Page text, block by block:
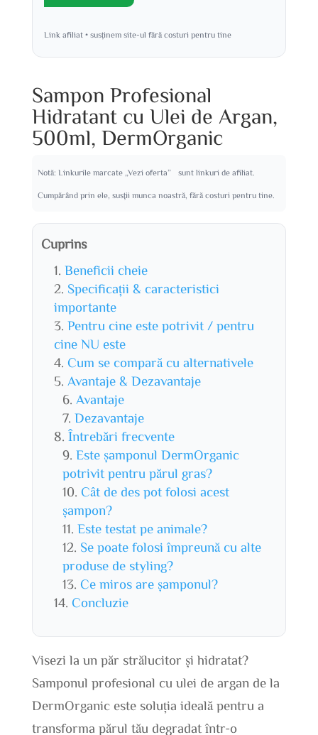
Link afiliat • susținem site-ul fără costuri pentru tine
Sampon Profesional
Hidratant cu Ulei de Argan,
500ml, DermOrganic
Notă: Linkurile marcate „Vezi oferta” sunt linkuri de afiliat.
Cumpărând prin ele, susții munca noastră, fără costuri pentru tine.
Cuprins
Beneficii cheie
Specificații & caracteristici
importante
Pentru cine este potrivit / pentru
cine NU este
Cum se compară cu alternativele
Avantaje & Dezavantaje
Avantaje
Dezavantaje
Întrebări frecvente
Este șamponul DermOrganic
potrivit pentru părul gras?
Cât de des pot folosi acest
șampon?
Este testat pe animale?
Se poate folosi împreună cu alte
produse de styling?
Ce miros are șamponul?
Concluzie
Visezi la un păr strălucitor și hidratat?
Samponul profesional cu ulei de argan de la
DermOrganic este soluția ideală pentru a
transforma părul tău degradat într-o